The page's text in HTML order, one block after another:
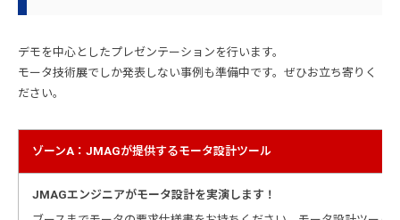
デモを中心としたプレゼンテーションを行います。
モータ技術展でしか発表しない事例も準備中です。ぜひお立ち寄りく
ださい。
ゾーンA：JMAGが提供するモータ設計ツール
JMAGエンジニアがモータ設計を実演します！